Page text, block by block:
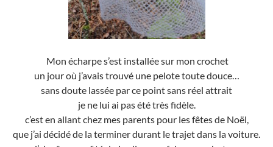
Mon écharpe s’est installée sur mon crochet
un jour où j’avais trouvé une pelote toute douce…
sans doute lassée par ce point sans réel attrait
je ne lui ai pas été très fidèle.
c’est en allant chez mes parents pour les fêtes de Noël,
que j’ai décidé de la terminer durant le trajet dans la voiture.